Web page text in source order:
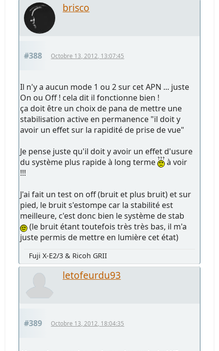
brisco
#388 Octobre 13, 2012, 13:07:45
Il n'y a aucun mode 1 ou 2 sur cet APN ... juste
On ou Off ! cela dit il fonctionne bien !
ça doit être un choix de pana de mettre une
stabilisation active en permanence "il doit y
avoir un effet sur la rapidité de prise de vue"
Je pense juste qu'il doit y avoir un effet d'usure
du système plus rapide à long terme
à voir
!!!
J'ai fait un test on off (bruit et plus bruit) et sur
pied, le bruit s'estompe car la stabilité est
meilleure, c'est donc bien le système de stab
(le bruit étant toutefois très très bas, il m'a
juste permis de mettre en lumière cet état)
Fuji X-E2/3 & Ricoh GRII
letofeurdu93
#389 Octobre 13, 2012, 18:04:35